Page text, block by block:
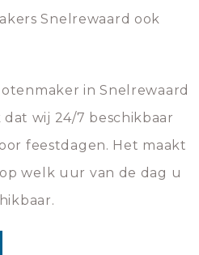
Snelrewaard ook
in Snelrewaard
wij 24/7 beschikbaar
feestdagen. Het maakt
welk uur van de dag u